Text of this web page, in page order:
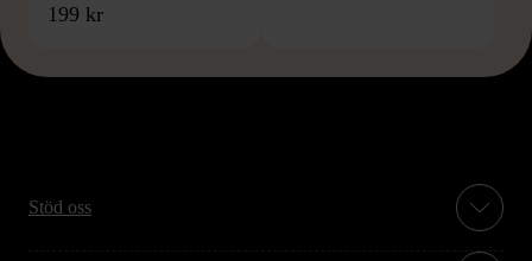
199 kr
Stöd oss